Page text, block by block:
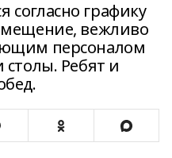
графику
вежливо
персоналом
столы. Ребят и